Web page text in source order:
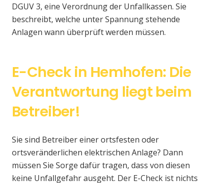
DGUV 3, eine Verordnung der Unfallkassen. Sie
beschreibt, welche unter Spannung stehende
Anlagen wann überprüft werden müssen.
E-Check in Hemhofen: Die
Verantwortung liegt beim
Betreiber!
Sie sind Betreiber einer ortsfesten oder
ortsveränderlichen elektrischen Anlage? Dann
müssen Sie Sorge dafür tragen, dass von diesen
keine Unfallgefahr ausgeht. Der E-Check ist nichts